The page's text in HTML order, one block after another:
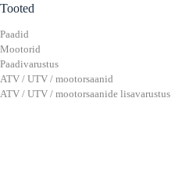
Tooted
Paadid
Mootorid
Paadivarustus
ATV / UTV / mootorsaanid
ATV / UTV / mootorsaanide lisavarustus